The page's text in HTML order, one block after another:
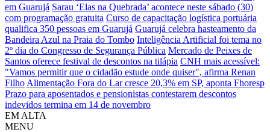
em Guarujá Sarau ‘Elas na Quebrada’ acontece neste sábado (30)
com programação gratuita Curso de capacitação logística portuária
qualifica 350 pessoas em Guarujá Guarujá celebra hasteamento da
Bandeira Azul na Praia do Tombo Inteligência Artificial foi tema no
2º dia do Congresso de Segurança Pública Mercado de Peixes de
Santos oferece festival de descontos na tilápia CNH mais acessível:
"Vamos permitir que o cidadão estude onde quiser", afirma Renan
Filho Alimentação Fora do Lar cresce 20,3% em SP, aponta Fhoresp
Prazo para aposentados e pensionistas contestarem descontos
indevidos termina em 14 de novembro
EM ALTA
MENU